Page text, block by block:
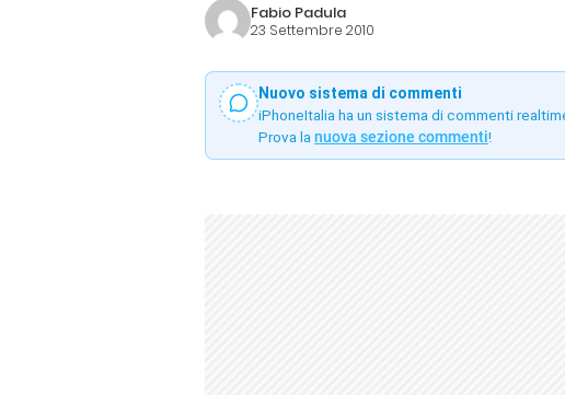
Fabio Padula
23 Settembre 2010
Nuovo sistema di commenti
iPhoneItalia ha un sistema di commenti
Prova la nuova sezione commenti!